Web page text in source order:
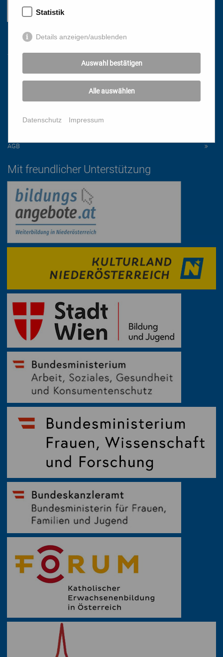
Links
HOME
PRESSE
DATENSCHUTZ
AGB
Mit freundlicher Unterstützung
Statistik
Details anzeigen/ausblenden
Auswahl bestätigen
Alle auswählen
Datenschutz Impressum